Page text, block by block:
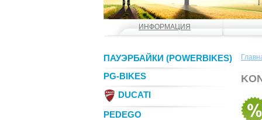
ИНФОРМАЦИЯ
ПАУЭРБАЙКИ (POWERBIKES)
PG-BIKES
DUCATI
PEDEGO